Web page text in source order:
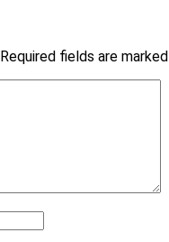
Required fields are marked